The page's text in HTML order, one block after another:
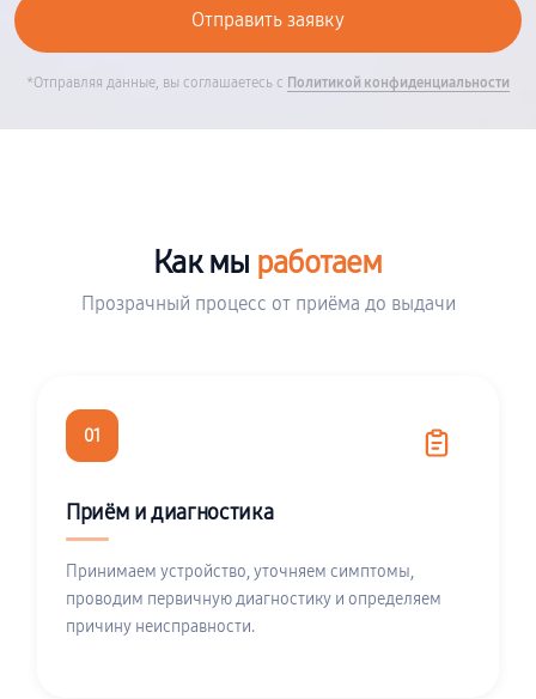
*Отправляя данные, вы соглашаетесь с Политикой конфиденциальности
Как мы работаем
Прозрачный процесс от приёма до выдачи
01
Приём и диагностика
Принимаем устройство, уточняем симптомы,
проводим первичную диагностику и определяем
причину неисправности.